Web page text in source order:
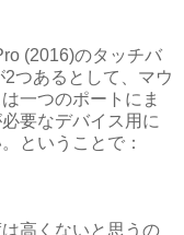
(2016)のタッチバ
つあるとして、マウ
一つのポートにま
要なデバイス用に
ということで：
高くないと思うの